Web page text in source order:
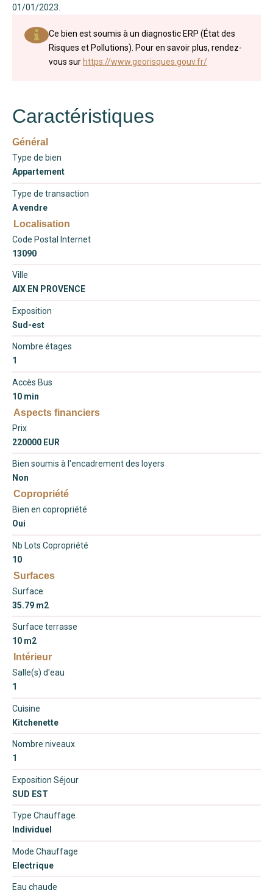
01/01/2023.
Ce bien est soumis à un diagnostic ERP (État des
Risques et Pollutions). Pour en savoir plus, rendez-
vous sur https://www.georisques.gouv.fr/
Caractéristiques
Général
Type de bien
Appartement
Type de transaction
A vendre
Localisation
Code Postal Internet
13090
Ville
AIX EN PROVENCE
Exposition
Sud-est
Nombre étages
1
Accès Bus
10 min
Aspects financiers
Prix
220000 EUR
Bien soumis à l'encadrement des loyers
Non
Copropriété
Bien en copropriété
Oui
Nb Lots Copropriété
10
Surfaces
Surface
35.79 m2
Surface terrasse
10 m2
Intérieur
Salle(s) d'eau
1
Cuisine
Kitchenette
Nombre niveaux
1
Exposition Séjour
SUD EST
Type Chauffage
Individuel
Mode Chauffage
Electrique
Eau chaude